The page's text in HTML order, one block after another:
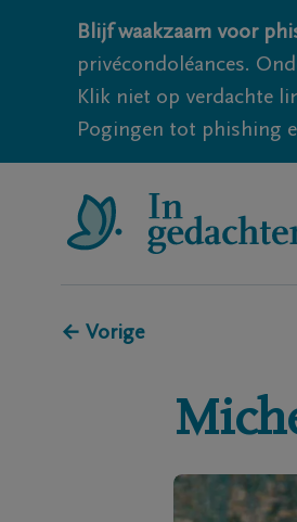
Blijf waakzaam voor
privécondoléances.
Klik niet op verdachte
Pogingen tot phishing
← Vorige